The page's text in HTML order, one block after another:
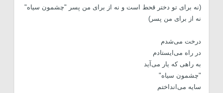
(نه برای تو دختر قحط است و نه از برای من پسر "چشمون سیاه"
نه از برای من پسر)
درخت می‌شدم
در راه می‌ایستادم
به راهی که یار می‌آید
"چشمون سیاه"
سایه می‌انداختم